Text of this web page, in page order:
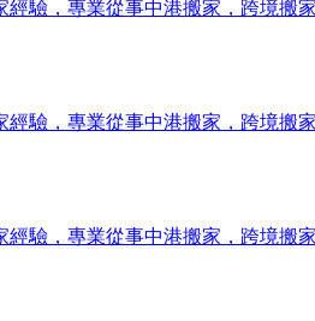
驗，專業從事中港搬家，跨境搬
驗，專業從事中港搬家，跨境搬
驗，專業從事中港搬家，跨境搬